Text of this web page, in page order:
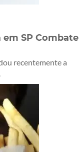
SP Combate
recentemente a